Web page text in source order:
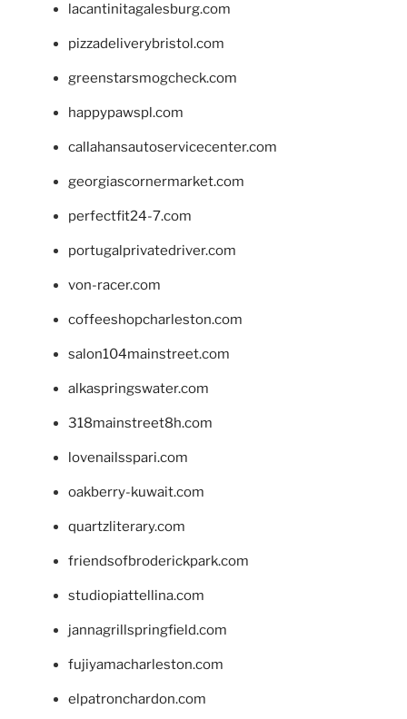
lacantinitagalesburg.com
pizzadeliverybristol.com
greenstarsmogcheck.com
happypawspl.com
callahansautoservicecenter.com
georgiascornermarket.com
perfectfit24-7.com
portugalprivatedriver.com
von-racer.com
coffeeshopcharleston.com
salon104mainstreet.com
alkaspringswater.com
318mainstreet8h.com
lovenailsspari.com
oakberry-kuwait.com
quartzliterary.com
friendsofbroderickpark.com
studiopiattellina.com
jannagrillspringfield.com
fujiyamacharleston.com
elpatronchardon.com